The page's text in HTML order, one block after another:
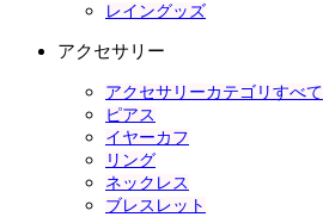
レイングッズ
アクセサリー
アクセサリーカテゴリすべて
ピアス
イヤーカフ
リング
ネックレス
ブレスレット